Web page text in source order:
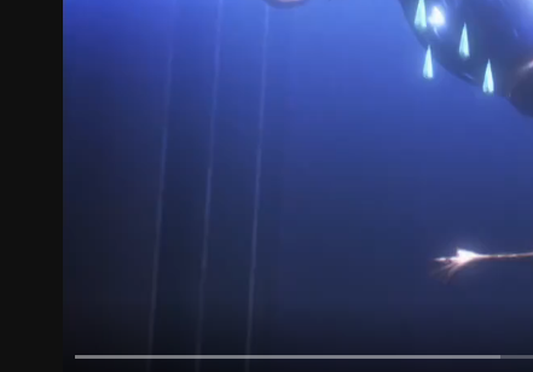
如遇视频无法播放或加载速度慢，可尝试切换播放节点或者